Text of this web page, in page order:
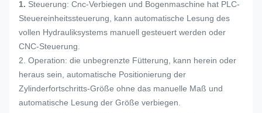
1. Steuerung: Cnc-Verbiegen und Bogenmaschine hat PLC-
Steuereinheitssteuerung, kann automatische Lesung des
vollen Hydrauliksystems manuell gesteuert werden oder
CNC-Steuerung.
2. Operation: die unbegrenzte Fütterung, kann herein oder
heraus sein, automatische Positionierung der
Zylinderfortschritts-Größe ohne das manuelle Maß und
automatische Lesung der Größe verbiegen.